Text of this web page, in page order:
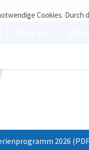
Cookies.
2026